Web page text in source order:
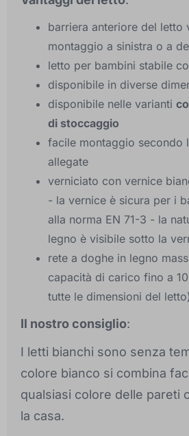
barriera anteriore del letto
montaggio a sinistra o a
letto per bambini stabile
disponibile in diverse
disponibile nelle varianti
di stoccaggio
facile montaggio secondo
allegate
verniciato con vernice
- la vernice è sicura per i
alla norma EN 71-3 - la
legno è visibile sotto la
rete a doghe in legno
capacità di carico fino a
tutte le dimensioni del letto)
Il nostro consiglio:
I letti bianchi sono senza
colore bianco si combina
qualsiasi colore delle pareti
la casa.